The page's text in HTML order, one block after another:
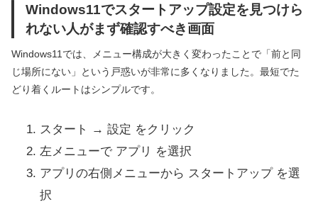
Windows11でスタートアップ設定を見つけら
れない人がまず確認すべき画面
Windows11では、メニュー構成が大きく変わったことで「前と同
じ場所にない」という戸惑いが非常に多くなりました。最短でた
どり着くルートはシンプルです。
スタート → 設定 をクリック
左メニューで アプリ を選択
アプリの右側メニューから スタートアップ を選
択